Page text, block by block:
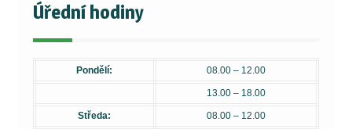
Úřední hodiny
Pondělí: 08.00 – 12.00
13.00 – 18.00
Středa: 08.00 – 12.00